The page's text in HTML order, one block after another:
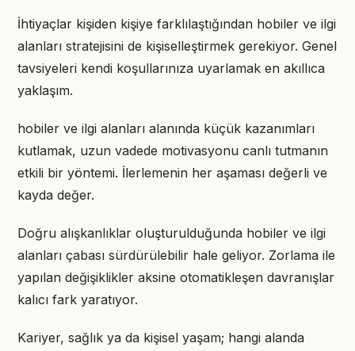
İhtiyaçlar kişiden kişiye farklılaştığından hobiler ve ilgi
alanları stratejisini de kişiselleştirmek gerekiyor. Genel
tavsiyeleri kendi koşullarınıza uyarlamak en akıllıca
yaklaşım.
hobiler ve ilgi alanları alanında küçük kazanımları
kutlamak, uzun vadede motivasyonu canlı tutmanın
etkili bir yöntemi. İlerlemenin her aşaması değerli ve
kayda değer.
Doğru alışkanlıklar oluşturulduğunda hobiler ve ilgi
alanları çabası sürdürülebilir hale geliyor. Zorlama ile
yapılan değişiklikler aksine otomatikleşen davranışlar
kalıcı fark yaratıyor.
Kariyer, sağlık ya da kişisel yaşam; hangi alanda